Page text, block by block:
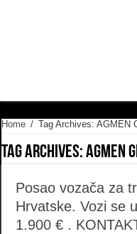
Home / Tag Archives: AGMEN
Tag Archives:AGMEN
Posao vozača za
Hrvatske. Vozi se
1.900 € .